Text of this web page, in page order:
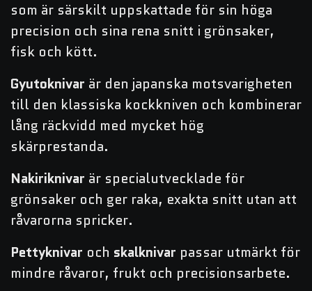
som är särskilt uppskattade för sin höga
precision och sina rena snitt i grönsaker,
fisk och kött.
Gyutoknivar är den japanska motsvarigheten
till den klassiska kockkniven och kombinerar
lång räckvidd med mycket hög
skärprestanda.
Nakiriknivar är specialutvecklade för
grönsaker och ger raka, exakta snitt utan att
råvarorna spricker.
Pettyknivar och skalknivar passar utmärkt för
mindre råvaror, frukt och precisionsarbete.